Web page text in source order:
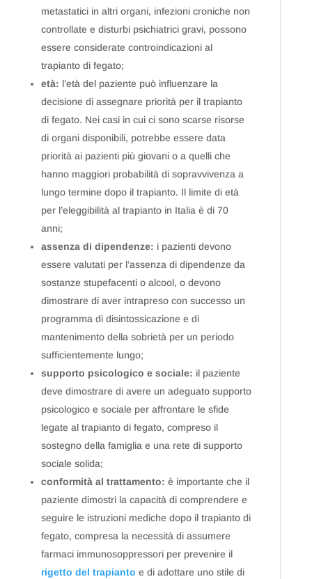
metastatici in altri organi, infezioni croniche non
controllate e disturbi psichiatrici gravi, possono
essere considerate controindicazioni al
trapianto di fegato;
età: l’età del paziente può influenzare la
decisione di assegnare priorità per il trapianto
di fegato. Nei casi in cui ci sono scarse risorse
di organi disponibili, potrebbe essere data
priorità ai pazienti più giovani o a quelli che
hanno maggiori probabilità di sopravvivenza a
lungo termine dopo il trapianto. Il limite di età
per l’eleggibilità al trapianto in Italia è di 70
anni;
assenza di dipendenze: i pazienti devono
essere valutati per l’assenza di dipendenze da
sostanze stupefacenti o alcool, o devono
dimostrare di aver intrapreso con successo un
programma di disintossicazione e di
mantenimento della sobrietà per un periodo
sufficientemente lungo;
supporto psicologico e sociale: il paziente
deve dimostrare di avere un adeguato supporto
psicologico e sociale per affrontare le sfide
legate al trapianto di fegato, compreso il
sostegno della famiglia e una rete di supporto
sociale solida;
conformità al trattamento: è importante che il
paziente dimostri la capacità di comprendere e
seguire le istruzioni mediche dopo il trapianto di
fegato, compresa la necessità di assumere
farmaci immunosoppressori per prevenire il
rigetto del trapianto e di adottare uno stile di